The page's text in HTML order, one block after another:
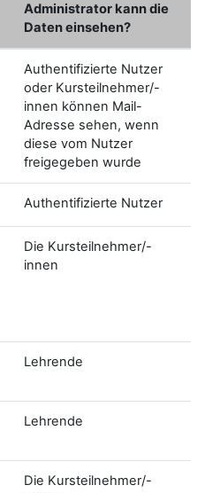
Administrator kann die
Daten einsehen?
Authentifizierte Nutzer
oder Kursteilnehmer/-
innen können Mail-
Adresse sehen, wenn
diese vom Nutzer
freigegeben wurde
Authentifizierte Nutzer
Die Kursteilnehmer/-
innen
Lehrende
Lehrende
Die Kursteilnehmer/-